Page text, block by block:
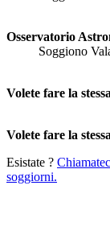
Osservatorio
Soggiono
Volete fare la
Volete fare la
Esistate ?
soggiorni.